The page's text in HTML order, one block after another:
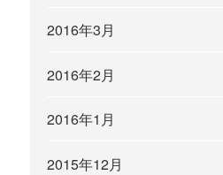
2016年3月
2016年2月
2016年1月
2015年12月